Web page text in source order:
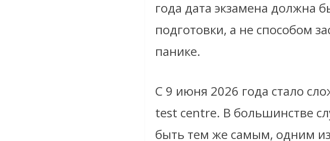
года дата экзамена должна
подготовки, а не способом
панике.
С 9 июня 2026 года стало
test centre. В большинстве
быть тем же самым, одним